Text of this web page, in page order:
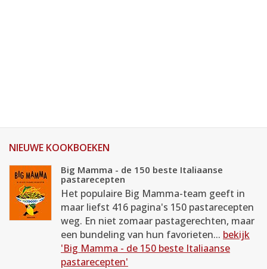
NIEUWE KOOKBOEKEN
Big Mamma - de 150 beste Italiaanse
pastarecepten
Het populaire Big Mamma-team geeft in
maar liefst 416 pagina's 150 pastarecepten
weg. En niet zomaar pastagerechten, maar
een bundeling van hun favorieten... bekijk
'Big Mamma - de 150 beste Italiaanse
pastarecepten'